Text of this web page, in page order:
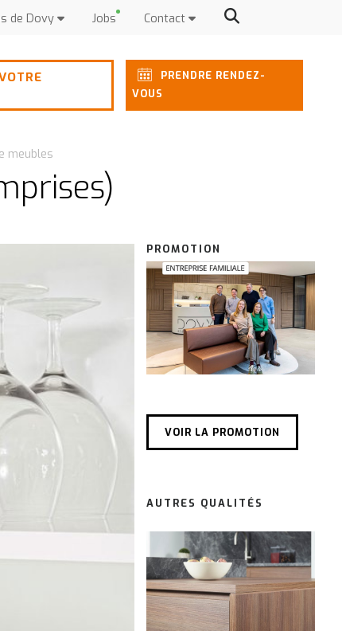
de Dovy Jobs Contact
PRENDRE RENDEZ-
VOUS
meubles
PROMOTION
VOIR LA PROMOTION
AUTRES QUALITÉS